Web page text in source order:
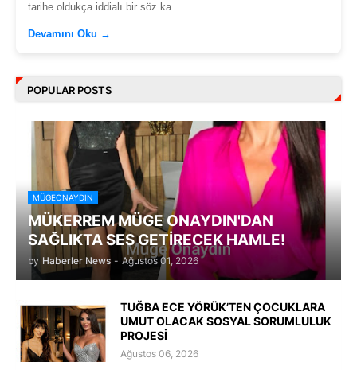
tarihe oldukça iddialı bir söz ka...
Devamını Oku →
POPULAR POSTS
MÜGEONAYDIN
MÜKERREM MÜGE ONAYDIN'DAN
SAĞLIKTA SES GETİRECEK HAMLE!
by Haberler News - Ağustos 01, 2026
TUĞBA ECE YÖRÜK’TEN ÇOCUKLARA
UMUT OLACAK SOSYAL SORUMLULUK
PROJESİ
Ağustos 06, 2026